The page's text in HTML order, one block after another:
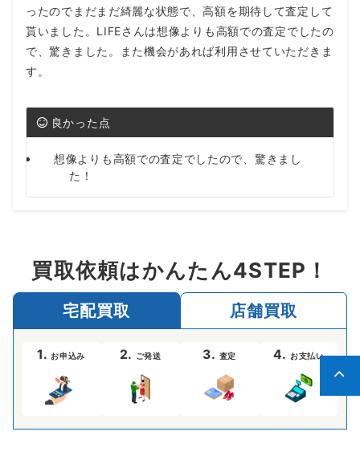
ったのでまだまだ綺麗な状態で、高額を期待して査定して
貰いました。LIFEさんは想像よりも高額での査定でしたの
で、驚きました。また機会があれば利用させていただきま
す。
良かった点
想像よりも高額での査定でしたので、驚きまし
た！
買取依頼はかんたん4STEP！
宅配買取 店舗買取
1.お申込み 2. ご発送 3. 査定 4. お支払い